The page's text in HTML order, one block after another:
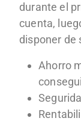
durante el
cuenta,
disponer de
Ahorro